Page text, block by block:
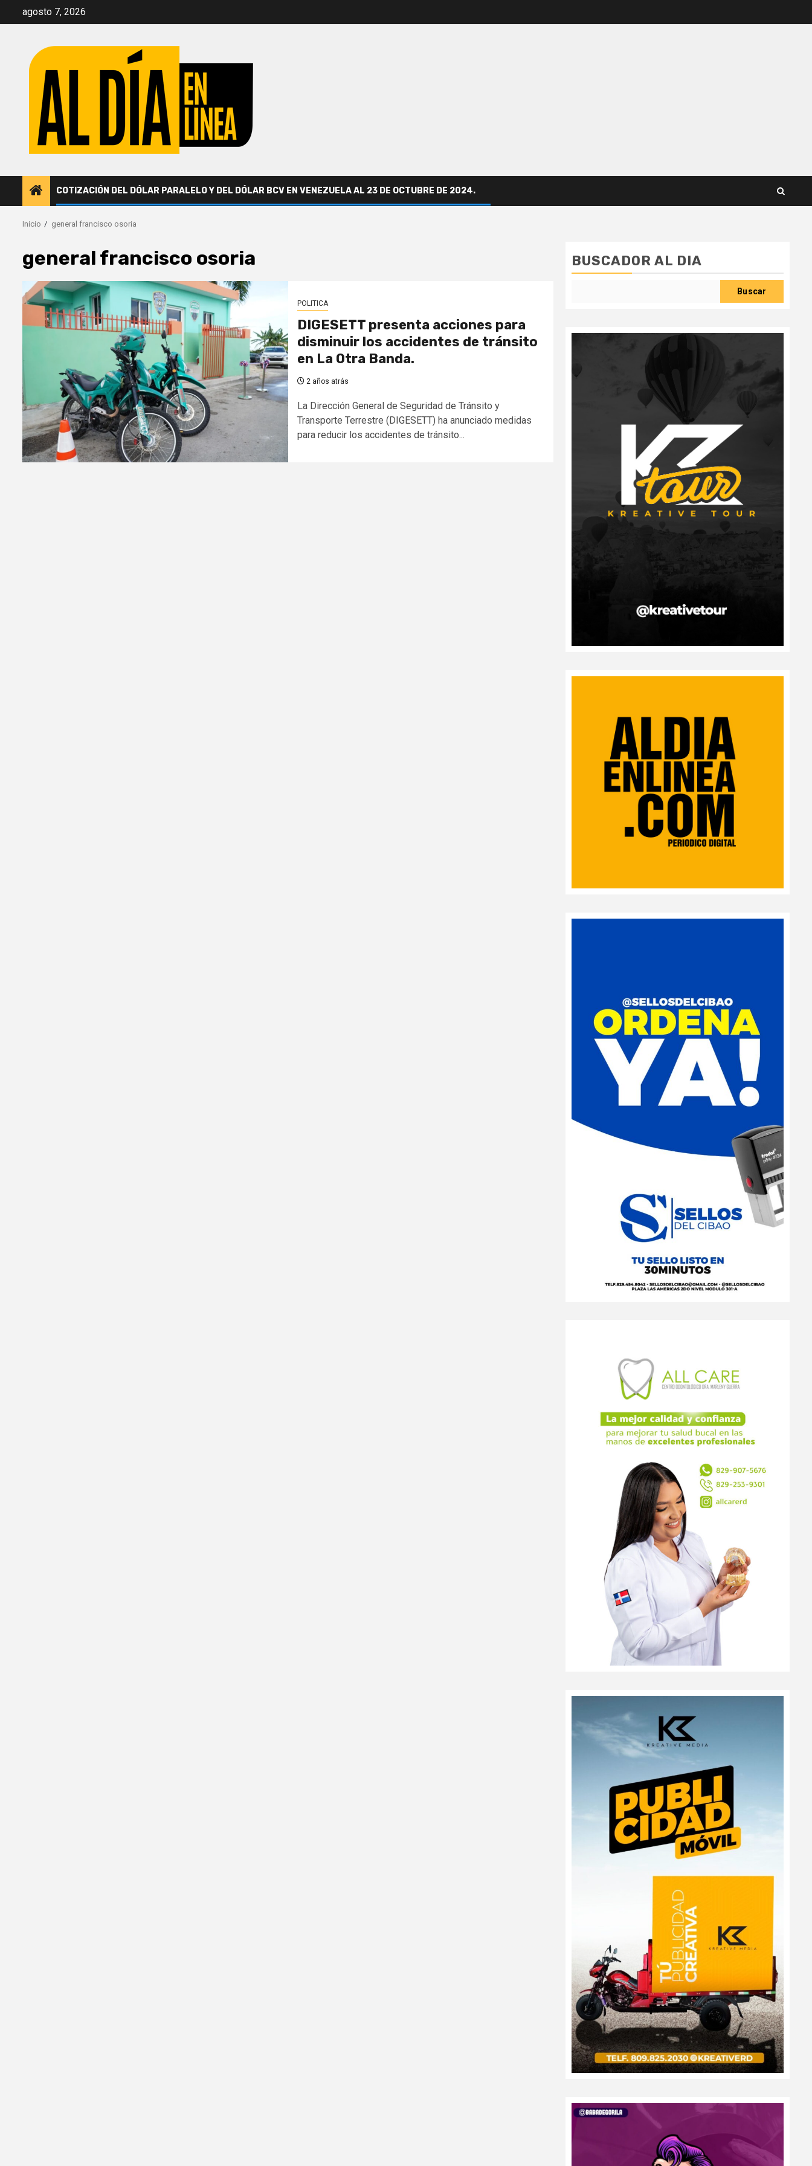
agosto 7, 2026
COTIZACIÓN DEL DÓLAR PARALELO Y DEL DÓLAR BCV EN VENEZUELA AL 23 DE OCTUBRE DE 2024.
Inicio general francisco osoria
general francisco osoria
POLITICA
DIGESETT presenta acciones para
disminuir los accidentes de tránsito
en La Otra Banda.
2 años atrás
La Dirección General de Seguridad de Tránsito y
Transporte Terrestre (DIGESETT) ha anunciado medidas
para reducir los accidentes de tránsito...
BUSCADOR AL DIA
Buscar